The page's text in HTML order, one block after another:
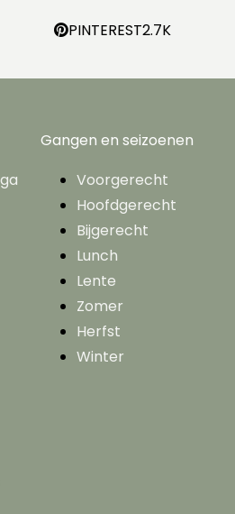
PINTEREST2.7K
Gangen en seizoenen
Voorgerecht
Hoofdgerecht
Bijgerecht
Lunch
Lente
Zomer
Herfst
Winter